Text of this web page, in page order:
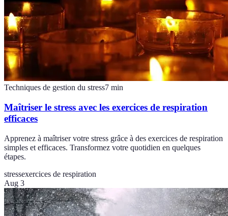
Techniques de gestion du stress7 min
Maîtriser le stress avec les exercices de respiration
efficaces
Apprenez à maîtriser votre stress grâce à des exercices de respiration
simples et efficaces. Transformez votre quotidien en quelques
étapes.
stressexercices de respiration
Aug 3